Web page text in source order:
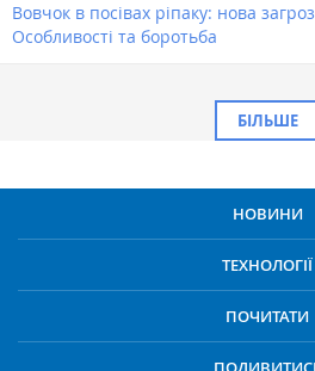
Вовчок в посівах ріпаку: нова
Особливості та боротьба
БІЛЬШЕ
НОВИНИ
ТЕХНОЛОГІЇ
ПОЧИТАТИ